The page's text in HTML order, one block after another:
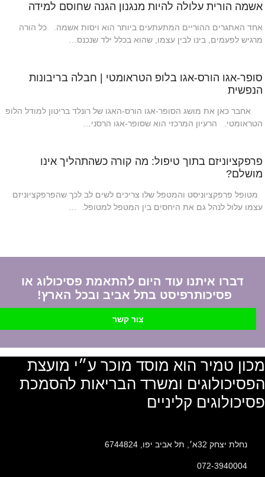
אשמה הורית עלולה להיות מנגנון הגנה שחוסם למידה
אחד האתגרים ההוריים המתעתעים ביותר הוא ויסות אשמה. כל הורה
מרגיש לפעמים, בינו לבין עצמו, שהוא בכלל ילד שנכנס…
סופר-אגו הורס-אגו בלופ הטראומטי | חבלה בריבונות
הנפשית
אחבר כאן את מושג הסופר-אגו הורס-האגו של רונלד בריטון למודל הלופ
הטראומטי. הרעיון המרכזי הוא שסופר-אגו הרסני…
פרפקציוניזם בתוך טיפול: מה קורה כשהתהליך אינו
מושלם?
מטופל פרפקציוניסט והמטפל שלו צריכים לשים לב לכך שהפרפקציוניזם
עצמו עלול לנהל גם את היחסים בין המטפל למטופל. …
דברו איתנו עוד היום להתאמת פסיכולוג או
פסיכותרפיסט בתל אביב ובכל הארץ!
צור קשר
מכון טמיר הוא מוסד מוכר ע״י מועצת
הפסיכולוגים ומשרד הבריאות להסמכת
פסיכולוגים קליניים
נחלת יצחק 32א׳, תל אביב יפו, 6744824
072-3940004